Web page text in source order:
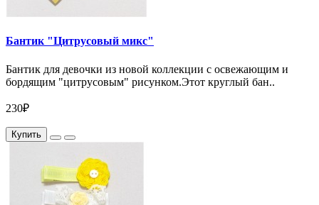
Бантик "Цитрусовый микс"
Бантик для девочки из новой коллекции с освежающим и
бордящим "цитрусовым" рисунком.Этот круглый бан..
230₽
Купить